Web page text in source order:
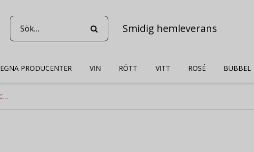
Smidig hemleverans
EGNA PRODUCENTER VIN RÖTT VITT ROSÉ BUBBEL
Carpineto 'World Excellences' - 6x750ml - Wooden box